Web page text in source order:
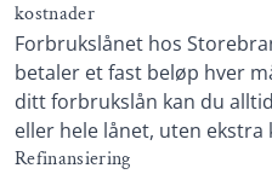
kostnader
Forbrukslånet hos
betaler et fast beløp hver
ditt forbrukslån kan du
eller hele lånet, uten ekstra
Refinansiering